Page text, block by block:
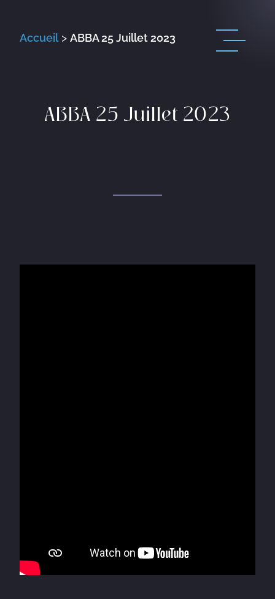
Accueil> ABBA 25 Juillet 2023
ABBA 25 Juillet 2023